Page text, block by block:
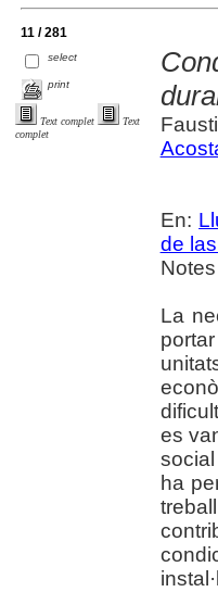
11 / 281
select
print
Text complet
Text
complet
En:
de
La
es
ha